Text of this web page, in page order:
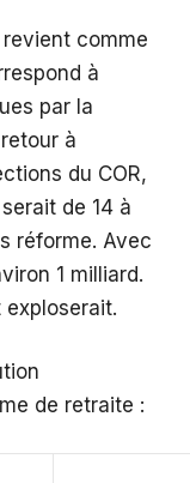
revient comme
à
par la
à
du COR,
de 14 à
réforme. Avec
1 milliard.
de retraite :